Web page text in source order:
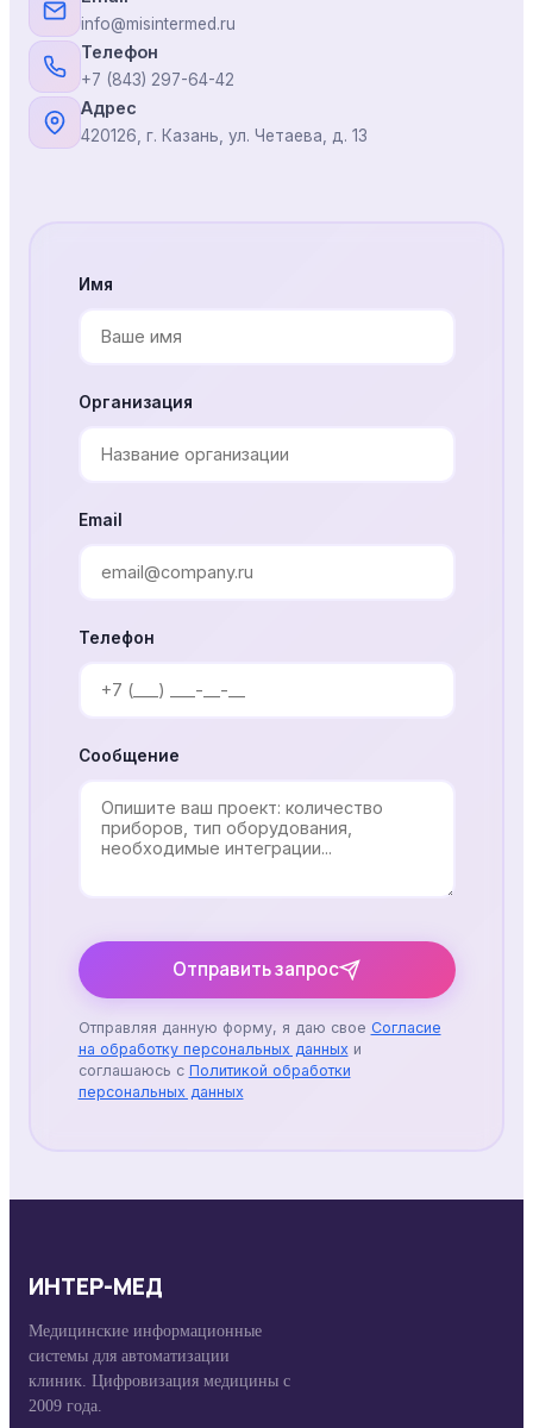
info@misintermed.ru
Телефон
+7 (843) 297-64-42
Адрес
420126, г. Казань, ул. Четаева, д. 13
Имя
Организация
Email
Телефон
Сообщение
Отправить запрос
Отправляя данную форму, я даю свое Согласие
на обработку персональных данных и
соглашаюсь с Политикой обработки
персональных данных
ИНТЕР-МЕД
Медицинские информационные
системы для автоматизации
клиник. Цифровизация медицины с
2009 года.